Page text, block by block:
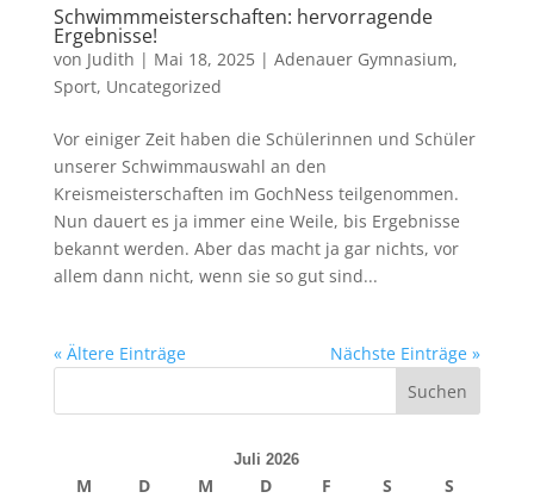
Schwimmmeisterschaften: hervorragende
Ergebnisse!
von Judith | Mai 18, 2025| Adenauer Gymnasium,
Sport, Uncategorized
Vor einiger Zeit haben die Schülerinnen und Schüler
unserer Schwimmauswahl an den
Kreismeisterschaften im GochNess teilgenommen.
Nun dauert es ja immer eine Weile, bis Ergebnisse
bekannt werden. Aber das macht ja gar nichts, vor
allem dann nicht, wenn sie so gut sind...
« Ältere Einträge Nächste Einträge »
Juli 2026
M D M D F S
S